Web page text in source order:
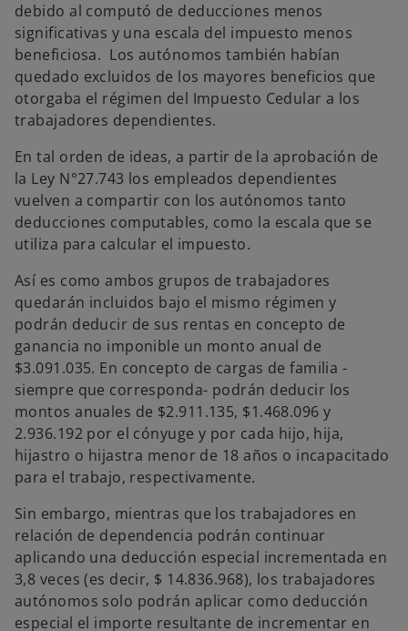
debido al computó de deducciones menos
significativas y una escala del impuesto menos
beneficiosa. Los autónomos también habían
quedado excluidos de los mayores beneficios que
otorgaba el régimen del Impuesto Cedular a los
trabajadores dependientes.
En tal orden de ideas, a partir de la aprobación de
la Ley N°27.743 los empleados dependientes
vuelven a compartir con los autónomos tanto
deducciones computables, como la escala que se
utiliza para calcular el impuesto.
Así es como ambos grupos de trabajadores
quedarán incluidos bajo el mismo régimen y
podrán deducir de sus rentas en concepto de
ganancia no imponible un monto anual de
$3.091.035. En concepto de cargas de familia -
siempre que corresponda- podrán deducir los
montos anuales de $2.911.135, $1.468.096 y
2.936.192 por el cónyuge y por cada hijo, hija,
hijastro o hijastra menor de 18 años o incapacitado
para el trabajo, respectivamente.
Sin embargo, mientras que los trabajadores en
relación de dependencia podrán continuar
aplicando una deducción especial incrementada en
3,8 veces (es decir, $ 14.836.968), los trabajadores
autónomos solo podrán aplicar como deducción
especial el importe resultante de incrementar en